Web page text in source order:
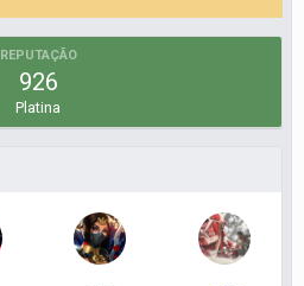
REPUTAÇÃO
926
Platina